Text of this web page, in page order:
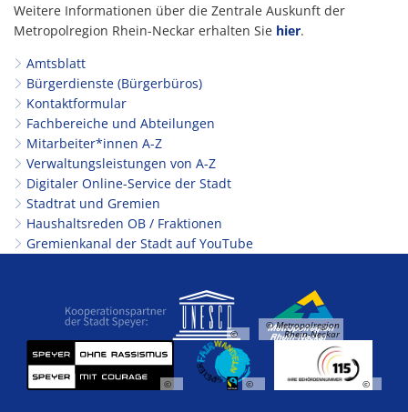
Weitere Informationen über die Zentrale Auskunft der
Metropolregion Rhein-Neckar erhalten Sie hier.
Amtsblatt
Bürgerdienste (Bürgerbüros)
Kontaktformular
Fachbereiche und Abteilungen
Mitarbeiter*innen A-Z
Verwaltungsleistungen von A-Z
Digitaler Online-Service der Stadt
Stadtrat und Gremien
Haushaltsreden OB / Fraktionen
Gremienkanal der Stadt auf YouTube
©
© Metropolregion
Rhein-Neckar
© © ©